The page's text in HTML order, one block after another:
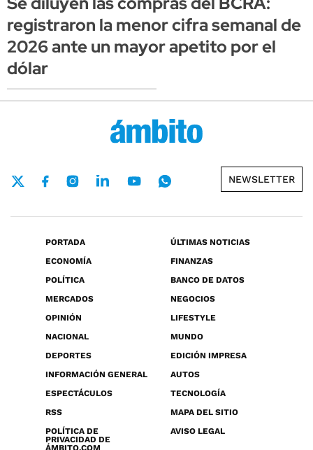
registraron la menor cifra semanal de
2026 ante un mayor apetito por el
dólar
NEWSLETTER
PORTADA
ÚLTIMAS NOTICIAS
ECONOMÍA
FINANZAS
POLÍTICA
BANCO DE DATOS
MERCADOS
NEGOCIOS
OPINIÓN
LIFESTYLE
NACIONAL
MUNDO
DEPORTES
EDICIÓN IMPRESA
INFORMACIÓN GENERAL
AUTOS
ESPECTÁCULOS
TECNOLOGÍA
RSS
MAPA DEL SITIO
POLÍTICA DE
PRIVACIDAD DE
AVISO LEGAL